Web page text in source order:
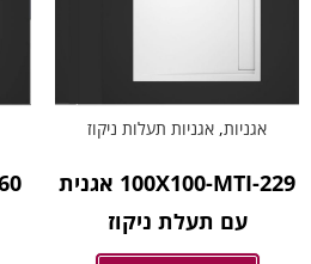
אגניות, אגניות תעלות ניקוז
100X100-MTI-229 אגנית
עם תעלת ניקוז